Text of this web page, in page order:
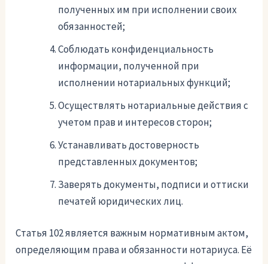
полученных им при исполнении своих
обязанностей;
Соблюдать конфиденциальность
информации, полученной при
исполнении нотариальных функций;
Осуществлять нотариальные действия с
учетом прав и интересов сторон;
Устанавливать достоверность
представленных документов;
Заверять документы, подписи и оттиски
печатей юридических лиц.
Статья 102 является важным нормативным актом,
определяющим права и обязанности нотариуса. Её